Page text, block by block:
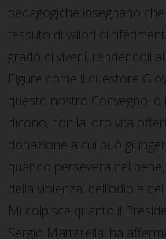
pedagogiche insegnano
tessuto di valori di
grado di viverli, rendendoli
Figure come il questore
questo nostro Convegno, o
dicono, con la loro vita
donazione a cui può
quando persevera nel
della violenza, dell’odio e
Mi colpisce quanto il
Sergio Mattarella, ha